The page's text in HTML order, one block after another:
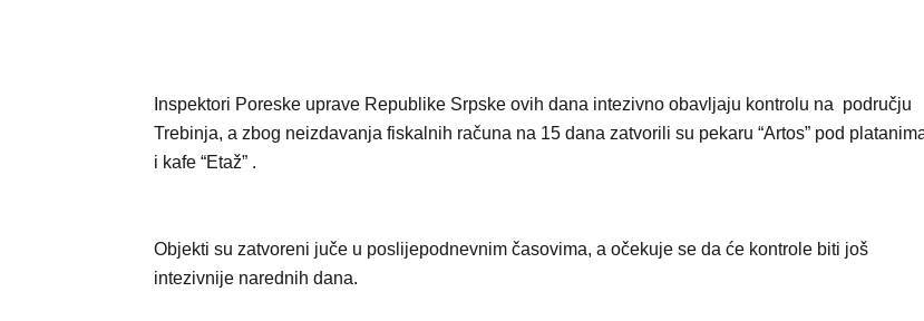
Inspektori Poreske uprave Republike Srpske ovih dana intezivno obavljaju kontrolu na području
Trebinja, a zbog neizdavanja fiskalnih računa na 15 dana zatvorili su pekaru “Artos” pod
i kafe “Etaž” .
Objekti su zatvoreni juče u poslijepodnevnim časovima, a očekuje se da će kontrole biti još
intezivnije narednih dana.